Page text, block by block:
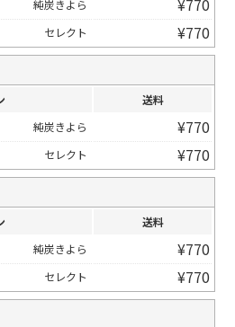
純炭きよら
¥770
セレクト ¥770
送料
純炭きよら
¥770
セレクト ¥770
送料
純炭きよら
¥770
セレクト ¥770